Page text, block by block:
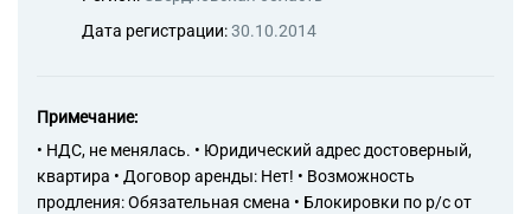
Дата регистрации:30.10.2014
Примечание:
• НДС, не менялась. • Юридический адрес достоверный,
квартира • Договор аренды: Нет! • Возможность
продления: Обязательная смена • Блокировки по р/с от